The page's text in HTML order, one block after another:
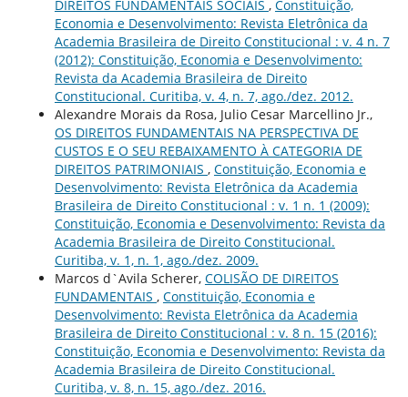
DIREITOS FUNDAMENTAIS SOCIAIS , Constituição,
Economia e Desenvolvimento: Revista Eletrônica da
Academia Brasileira de Direito Constitucional : v. 4 n. 7
(2012): Constituição, Economia e Desenvolvimento:
Revista da Academia Brasileira de Direito
Constitucional. Curitiba, v. 4, n. 7, ago./dez. 2012.
Alexandre Morais da Rosa, Julio Cesar Marcellino Jr.,
OS DIREITOS FUNDAMENTAIS NA PERSPECTIVA DE
CUSTOS E O SEU REBAIXAMENTO À CATEGORIA DE
DIREITOS PATRIMONIAIS , Constituição, Economia e
Desenvolvimento: Revista Eletrônica da Academia
Brasileira de Direito Constitucional : v. 1 n. 1 (2009):
Constituição, Economia e Desenvolvimento: Revista da
Academia Brasileira de Direito Constitucional.
Curitiba, v. 1, n. 1, ago./dez. 2009.
Marcos d`Avila Scherer, COLISÃO DE DIREITOS
FUNDAMENTAIS , Constituição, Economia e
Desenvolvimento: Revista Eletrônica da Academia
Brasileira de Direito Constitucional : v. 8 n. 15 (2016):
Constituição, Economia e Desenvolvimento: Revista da
Academia Brasileira de Direito Constitucional.
Curitiba, v. 8, n. 15, ago./dez. 2016.